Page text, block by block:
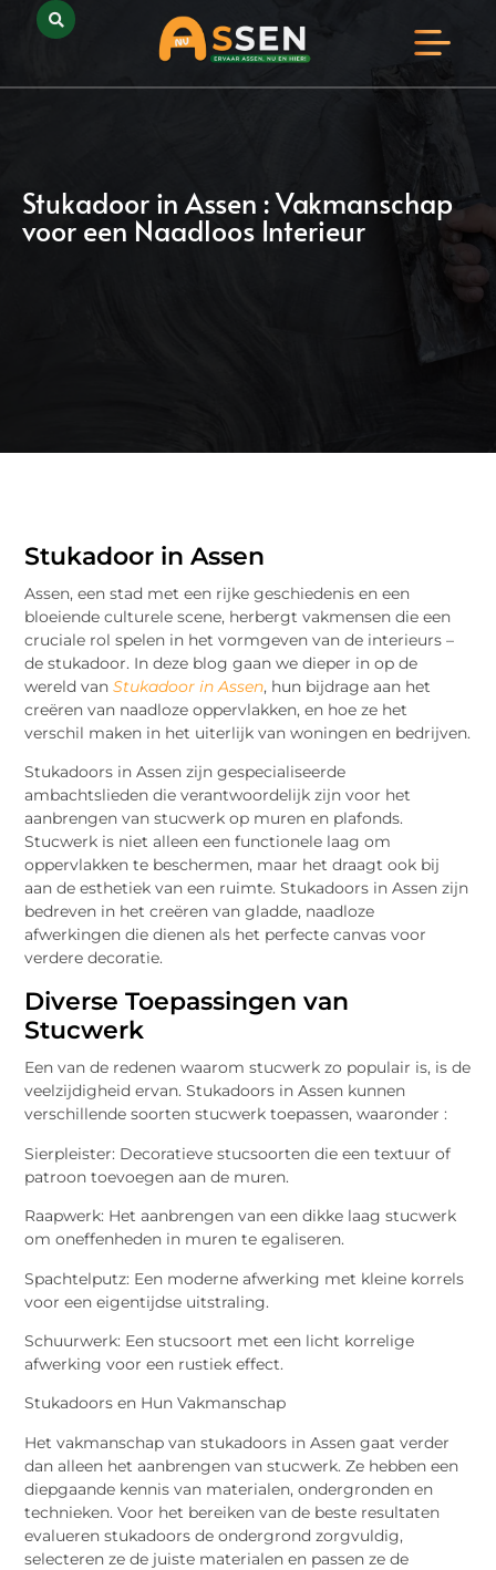
Stukadoor in Assen : Vakmanschap
voor een Naadloos Interieur
Stukadoor in Assen
Assen, een stad met een rijke geschiedenis en een
bloeiende culturele scene, herbergt vakmensen die een
cruciale rol spelen in het vormgeven van de interieurs –
de stukadoor. In deze blog gaan we dieper in op de
wereld vanStukadoor in Assen, hun bijdrage aan het
creëren van naadloze oppervlakken, en hoe ze het
verschil maken in het uiterlijk van woningen en bedrijven.
Stukadoors in Assen zijn gespecialiseerde
ambachtslieden die verantwoordelijk zijn voor het
aanbrengen van stucwerk op muren en plafonds.
Stucwerk is niet alleen een functionele laag om
oppervlakken te beschermen, maar het draagt ook bij
aan de esthetiek van een ruimte. Stukadoors in Assen zijn
bedreven in het creëren van gladde, naadloze
afwerkingen die dienen als het perfecte canvas voor
verdere decoratie.
Diverse Toepassingen van
Stucwerk
Een van de redenen waarom stucwerk zo populair is, is de
veelzijdigheid ervan. Stukadoors in Assen kunnen
verschillende soorten stucwerk toepassen, waaronder :
Sierpleister: Decoratieve stucsoorten die een textuur of
patroon toevoegen aan de muren.
Raapwerk: Het aanbrengen van een dikke laag stucwerk
om oneffenheden in muren te egaliseren.
Spachtelputz: Een moderne afwerking met kleine korrels
voor een eigentijdse uitstraling.
Schuurwerk: Een stucsoort met een licht korrelige
afwerking voor een rustiek effect.
Stukadoors en Hun Vakmanschap
Het vakmanschap van stukadoors in Assen gaat verder
dan alleen het aanbrengen van stucwerk. Ze hebben een
diepgaande kennis van materialen, ondergronden en
technieken. Voor het bereiken van de beste resultaten
evalueren stukadoors de ondergrond zorgvuldig,
selecteren ze de juiste materialen en passen ze de